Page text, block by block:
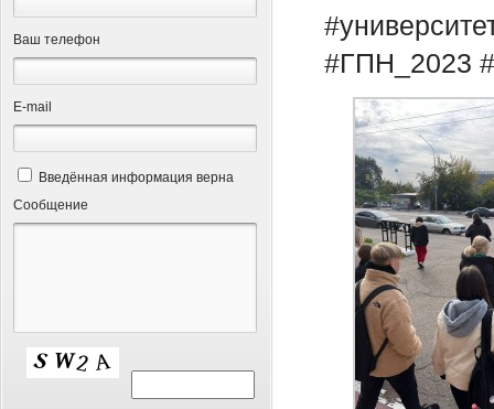
Ваш телефон
Е-mail
Введённая информация верна
Сообщение
#ГПН_2023